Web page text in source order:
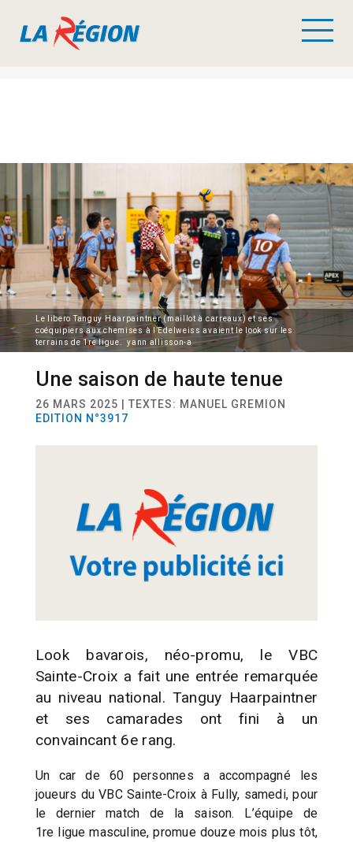
Le libero Tanguy Haarpaintner (maillot à carreaux) et ses
coéquipiers aux chemises à l’Edelweiss avaient le look sur les
terrains de 1re ligue. yann allisson-a
Une saison de haute tenue
26 MARS 2025 | TEXTES: MANUEL GREMION
EDITION N°3917
Look bavarois, néo-promu, le VBC
Sainte-Croix a fait une entrée remarquée
au niveau national. Tanguy Haarpaintner
et ses camarades ont fini à un
convaincant 6e rang.
Un car de 60 personnes a accompagné les
joueurs du VBC Sainte-Croix à Fully, samedi, pour
le dernier match de la saison. L’équipe de
1re ligue masculine, promue douze mois plus tôt,